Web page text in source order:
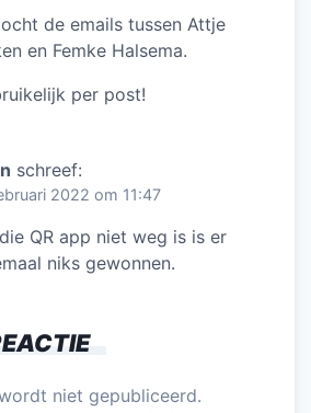
de emails tussen Attje
en Femke Halsema.
per post!
schreef:
2022 om 11:47
QR app niet weg is is er
niks gewonnen.
niet gepubliceerd.